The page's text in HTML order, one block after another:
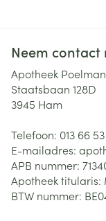
Neem contact
Apotheek
Staatsbaan 128D
3945 Ham
Telefoon: 013 66
E-mailadres:
APB nummer:
Apotheek titularis:
BTW nummer: